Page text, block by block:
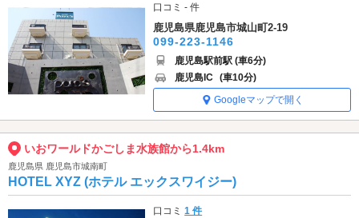
口コミ - 件
鹿児島県鹿児島市城山町2-19
099-223-1146
鹿児島駅前駅 (車6分)
鹿児島IC (車10分)
Googleマップで開く
いおワールドかごしま水族館から1.4km
鹿児島県 鹿児島市城南町
HOTEL XYZ (ホテル エックスワイジー)
口コミ1 件